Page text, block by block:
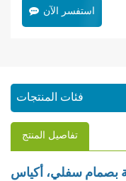
استفسر الآن
فئات المنتجات
تفاصيل المنتج
بصمام سفلي، أكياس